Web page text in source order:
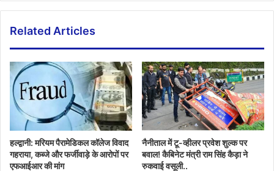
Related Articles
हल्द्वानी: मरियम पैरामेडिकल कॉलेज विवाद
गहराया, कब्जे और फर्जीवाड़े के आरोपों पर
एफआईआर की मांग
नैनीताल में टू-व्हीलर प्रवेश शुल्क पर
बवाल! कैबिनेट मंत्री राम सिंह कैड़ा ने
रुकवाई वसूली..